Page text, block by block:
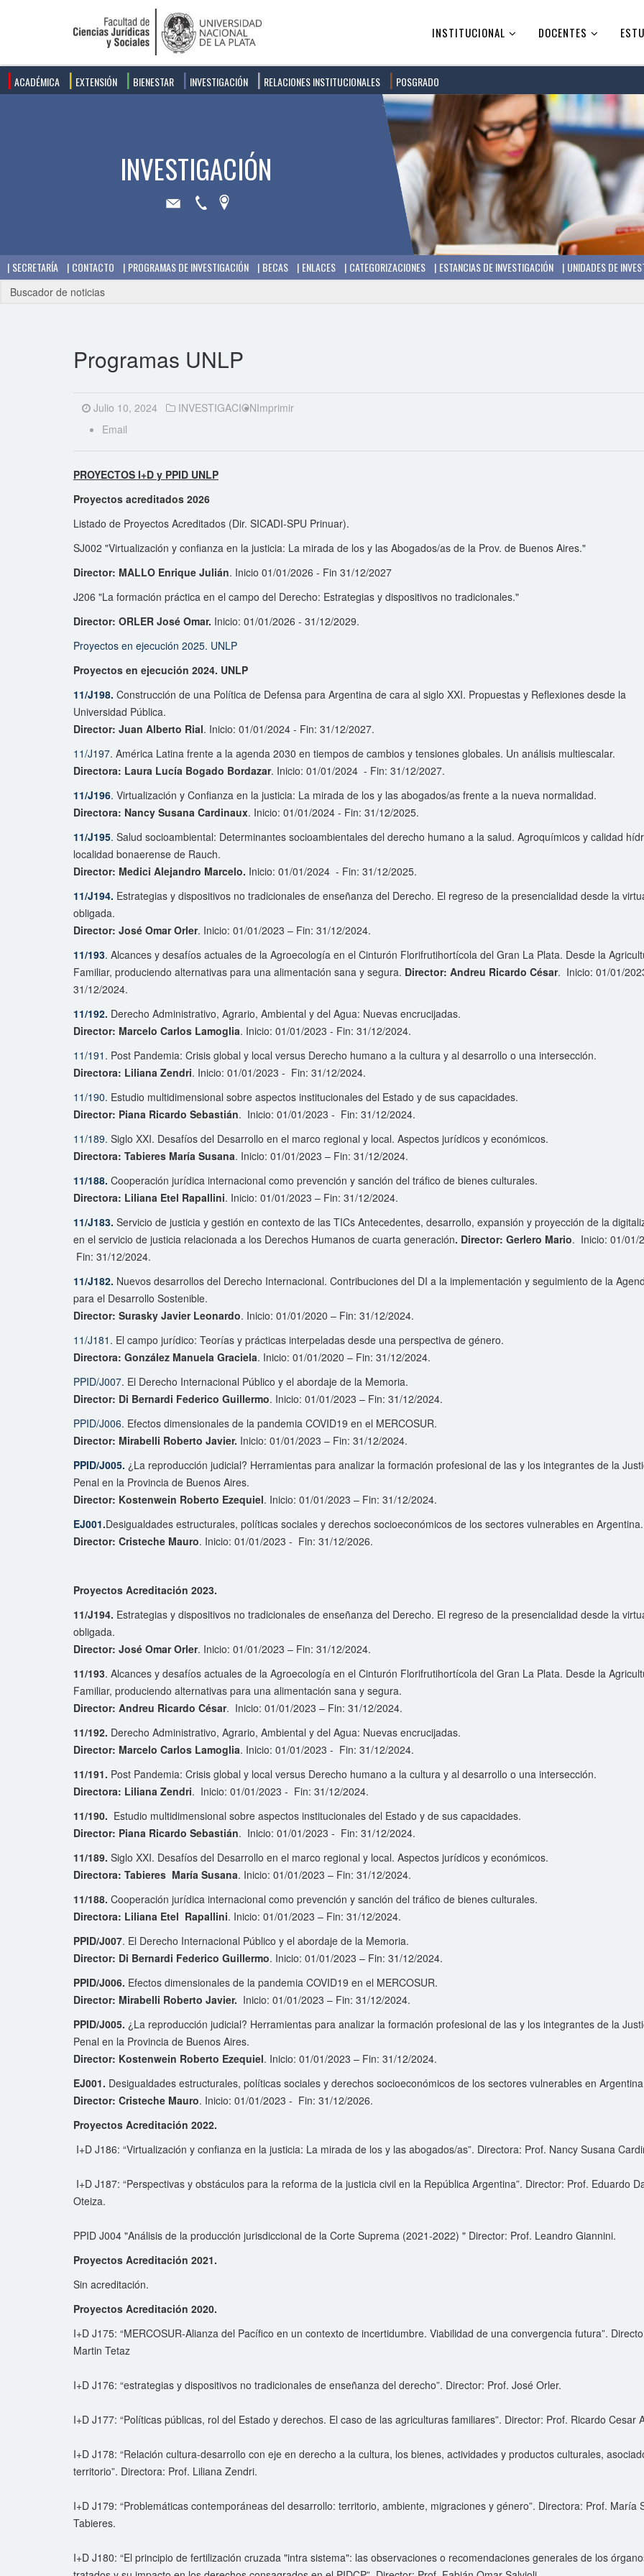
INSTITUCIONAL DOCENTES
ACADÉMICA EXTENSIÓN BIENESTAR INVESTIGACIÓN RELACIONES INSTITUCIONALES POSGRADO
SECRETARÍA CONTACTO PROGRAMAS DE INVESTIGACIÓN BECAS ENLACES CATEGORIZACIONES ESTANCIAS DE INVESTIGACIÓN UNIDADES DE
Programas UNLP
Julio 10, 2024 INVESTIGACIONImprimir
Email
PROYECTOS I+D y PPID UNLP
Proyectos acreditados 2026
Listado de Proyectos Acreditados (Dir. SICADI-SPU Prinuar).
SJ002 "Virtualización y confianza en la justicia: La mirada de los y las Abogados/as de la Prov. de Buenos Aires."
Director: MALLO Enrique Julián. Inicio 01/01/2026 - Fin 31/12/2027
J206 "La formación práctica en el campo del Derecho: Estrategias y dispositivos no tradicionales."
Director: ORLER José Omar. Inicio: 01/01/2026 - 31/12/2029.
Proyectos en ejecución 2025. UNLP
Proyectos en ejecución 2024. UNLP
11/J198. Construcción de una Política de Defensa para Argentina de cara al siglo XXI. Propuestas y Reflexiones desde la
Universidad Pública.
Director: Juan Alberto Rial. Inicio: 01/01/2024 - Fin: 31/12/2027.
11/J197. América Latina frente a la agenda 2030 en tiempos de cambios y tensiones globales. Un análisis multiescalar.
Directora: Laura Lucía Bogado Bordazar. Inicio: 01/01/2024 - Fin: 31/12/2027.
11/J196. Virtualización y Confianza en la justicia: La mirada de los y las abogados/as frente a la nueva normalidad.
Directora: Nancy Susana Cardinaux. Inicio: 01/01/2024 - Fin: 31/12/2025.
11/J195. Salud socioambiental: Determinantes socioambientales del derecho humano a la salud. Agroquímicos y calidad
localidad bonaerense de Rauch.
Director: Medici Alejandro Marcelo. Inicio: 01/01/2024 - Fin: 31/12/2025.
11/J194. Estrategias y dispositivos no tradicionales de enseñanza del Derecho. El regreso de la presencialidad desde la
obligada.
Director: José Omar Orler. Inicio: 01/01/2023 – Fin: 31/12/2024.
11/193. Alcances y desafíos actuales de la Agroecología en el Cinturón Florifrutihortícola del Gran La Plata. Desde la
Familiar, produciendo alternativas para una alimentación sana y segura. Director: Andreu Ricardo César. Inicio: 01/01/
31/12/2024.
11/192. Derecho Administrativo, Agrario, Ambiental y del Agua: Nuevas encrucijadas.
Director: Marcelo Carlos Lamoglia. Inicio: 01/01/2023 - Fin: 31/12/2024.
11/191. Post Pandemia: Crisis global y local versus Derecho humano a la cultura y al desarrollo o una intersección.
Directora: Liliana Zendri. Inicio: 01/01/2023 - Fin: 31/12/2024.
11/190. Estudio multidimensional sobre aspectos institucionales del Estado y de sus capacidades.
Director: Piana Ricardo Sebastián. Inicio: 01/01/2023 - Fin: 31/12/2024.
11/189. Siglo XXI. Desafíos del Desarrollo en el marco regional y local. Aspectos jurídicos y económicos.
Directora: Tabieres María Susana. Inicio: 01/01/2023 – Fin: 31/12/2024.
11/188. Cooperación jurídica internacional como prevención y sanción del tráfico de bienes culturales.
Directora: Liliana Etel Rapallini. Inicio: 01/01/2023 – Fin: 31/12/2024.
11/J183. Servicio de justicia y gestión en contexto de las TICs Antecedentes, desarrollo, expansión y proyección de la
en el servicio de justicia relacionada a los Derechos Humanos de cuarta generación. Director: Gerlero Mario. Inicio: 01/01/
Fin: 31/12/2024.
11/J182. Nuevos desarrollos del Derecho Internacional. Contribuciones del DI a la implementación y seguimiento de la
para el Desarrollo Sostenible.
Director: Surasky Javier Leonardo. Inicio: 01/01/2020 – Fin: 31/12/2024.
11/J181. El campo jurídico: Teorías y prácticas interpeladas desde una perspectiva de género.
Directora: González Manuela Graciela. Inicio: 01/01/2020 – Fin: 31/12/2024.
PPID/J007. El Derecho Internacional Público y el abordaje de la Memoria.
Director: Di Bernardi Federico Guillermo. Inicio: 01/01/2023 – Fin: 31/12/2024.
PPID/J006. Efectos dimensionales de la pandemia COVID19 en el MERCOSUR.
Director: Mirabelli Roberto Javier. Inicio: 01/01/2023 – Fin: 31/12/2024.
PPID/J005. ¿La reproducción judicial? Herramientas para analizar la formación profesional de las y los integrantes de la
Penal en la Provincia de Buenos Aires.
Director: Kostenwein Roberto Ezequiel. Inicio: 01/01/2023 – Fin: 31/12/2024.
EJ001.Desigualdades estructurales, políticas sociales y derechos socioeconómicos de los sectores vulnerables en Argentina.
Director: Cristeche Mauro. Inicio: 01/01/2023 - Fin: 31/12/2026.
Proyectos Acreditación 2023.
11/J194. Estrategias y dispositivos no tradicionales de enseñanza del Derecho. El regreso de la presencialidad desde la
obligada.
Director: José Omar Orler. Inicio: 01/01/2023 – Fin: 31/12/2024.
11/193. Alcances y desafíos actuales de la Agroecología en el Cinturón Florifrutihortícola del Gran La Plata. Desde la
Familiar, produciendo alternativas para una alimentación sana y segura.
Director: Andreu Ricardo César. Inicio: 01/01/2023 – Fin: 31/12/2024.
11/192. Derecho Administrativo, Agrario, Ambiental y del Agua: Nuevas encrucijadas.
Director: Marcelo Carlos Lamoglia. Inicio: 01/01/2023 - Fin: 31/12/2024.
11/191. Post Pandemia: Crisis global y local versus Derecho humano a la cultura y al desarrollo o una intersección.
Directora: Liliana Zendri. Inicio: 01/01/2023 - Fin: 31/12/2024.
11/190. Estudio multidimensional sobre aspectos institucionales del Estado y de sus capacidades.
Director: Piana Ricardo Sebastián. Inicio: 01/01/2023 - Fin: 31/12/2024.
11/189. Siglo XXI. Desafíos del Desarrollo en el marco regional y local. Aspectos jurídicos y económicos.
Directora: Tabieres María Susana. Inicio: 01/01/2023 – Fin: 31/12/2024.
11/188. Cooperación jurídica internacional como prevención y sanción del tráfico de bienes culturales.
Directora: Liliana Etel Rapallini. Inicio: 01/01/2023 – Fin: 31/12/2024.
PPID/J007. El Derecho Internacional Público y el abordaje de la Memoria.
Director: Di Bernardi Federico Guillermo. Inicio: 01/01/2023 – Fin: 31/12/2024.
PPID/J006. Efectos dimensionales de la pandemia COVID19 en el MERCOSUR.
Director: Mirabelli Roberto Javier. Inicio: 01/01/2023 – Fin: 31/12/2024.
PPID/J005. ¿La reproducción judicial? Herramientas para analizar la formación profesional de las y los integrantes de la
Penal en la Provincia de Buenos Aires.
Director: Kostenwein Roberto Ezequiel. Inicio: 01/01/2023 – Fin: 31/12/2024.
EJ001. Desigualdades estructurales, políticas sociales y derechos socioeconómicos de los sectores vulnerables en
Director: Cristeche Mauro. Inicio: 01/01/2023 - Fin: 31/12/2026.
Proyectos Acreditación 2022.
I+D J186: “Virtualización y confianza en la justicia: La mirada de los y las abogados/as”. Directora: Prof. Nancy Susana
I+D J187: “Perspectivas y obstáculos para la reforma de la justicia civil en la República Argentina”. Director: Prof. Eduardo
Oteiza.
PPID J004 "Análisis de la producción jurisdiccional de la Corte Suprema (2021-2022) " Director: Prof. Leandro Giannini.
Proyectos Acreditación 2021.
Sin acreditación.
Proyectos Acreditación 2020.
I+D J175: “MERCOSUR-Alianza del Pacífico en un contexto de incertidumbre. Viabilidad de una convergencia futura”.
Martin Tetaz
I+D J176: “estrategias y dispositivos no tradicionales de enseñanza del derecho”. Director: Prof. José Orler.
I+D J177: “Políticas públicas, rol del Estado y derechos. El caso de las agriculturas familiares”. Director: Prof. Ricardo Cesar
I+D J178: “Relación cultura-desarrollo con eje en derecho a la cultura, los bienes, actividades y productos culturales,
territorio”. Directora: Prof. Liliana Zendri.
I+D J179: “Problemáticas contemporáneas del desarrollo: territorio, ambiente, migraciones y género”. Directora: Prof. María
Tabieres.
I+D J180: “El principio de fertilización cruzada "intra sistema": las observaciones o recomendaciones generales de los